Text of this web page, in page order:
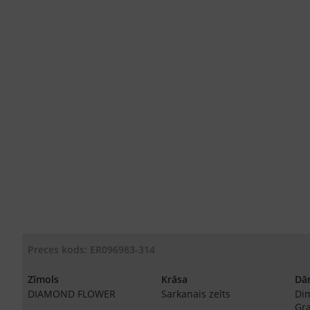
Preces kods: ER096983-314
Zīmols
DIAMOND FLOWER
Krāsa
Sarkanais zelts